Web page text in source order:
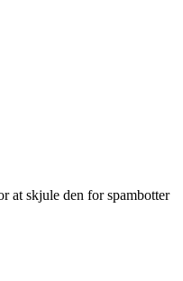
at skjule den for spambotter